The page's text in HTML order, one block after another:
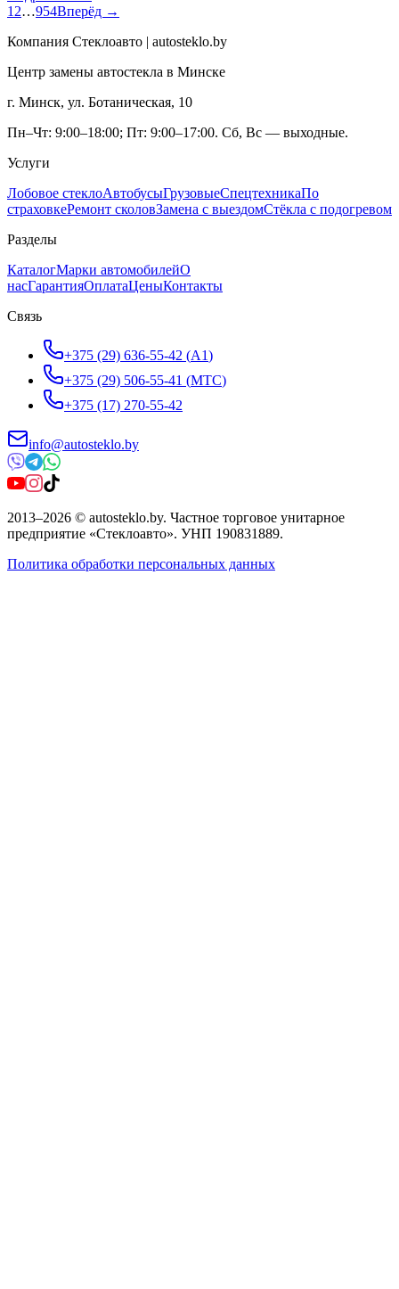
1 2…954Вперёд →
Компания Стеклоавто | autosteklo.by
Центр замены автостекла в Минске
г. Минск, ул. Ботаническая, 10
Пн–Чт: 9:00–18:00; Пт: 9:00–17:00. Сб, Вс — выходные.
Услуги
Лобовое стеклоАвтобусыГрузовыеСпецтехникаПо
страховкеРемонт сколовЗамена с выездомСтёкла с подогревом
Разделы
КаталогМарки автомобилейО
насГарантияОплатаЦеныКонтакты
Связь
+375 (29) 636-55-42 (A1)
+375 (29) 506-55-41 (МТС)
+375 (17) 270-55-42
info@autosteklo.by
2013–2026 © autosteklo.by. Частное торговое унитарное
предприятие «Стеклоавто». УНП 190831889.
Политика обработки персональных данных